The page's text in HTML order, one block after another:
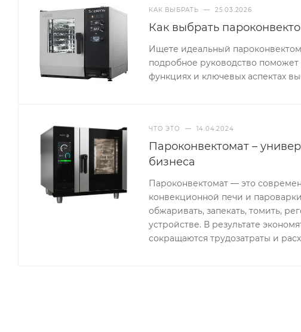
КАК ВЫБРАТЬ — 25.03.2026
Как выбрать
Ищете идеальный
подробное руководство
функциях и ключевых аспектах
ЧТО ЭТО — 14.04.2024
Пароконвектомат –
бизнеса
Пароконвектомат — это
конвекционной печи и
обжаривать, запекать, томить,
устройстве. В результате
сокращаются трудозатраты и